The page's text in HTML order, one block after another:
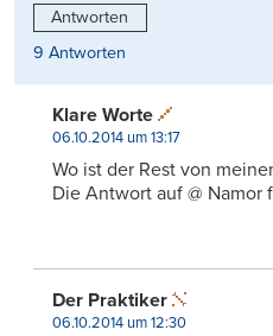
Antworten
9 Antworten
Klare Worte
06.10.2014 um 13:17
Wo ist der Rest von
Die Antwort auf @ Namor
Der Praktiker
06.10.2014 um 12:30